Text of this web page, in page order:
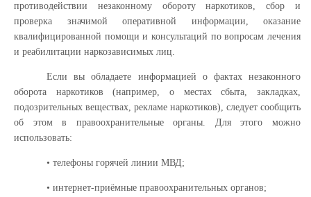
противодействии незаконному обороту наркотиков, сбор и
проверка значимой оперативной информации, оказание
квалифицированной помощи и консультаций по вопросам лечения
и реабилитации наркозависимых лиц.
Если вы обладаете информацией о фактах незаконного
оборота наркотиков (например, о местах сбыта, закладках,
подозрительных веществах, рекламе наркотиков), следует сообщить
об этом в правоохранительные органы. Для этого можно
использовать:
• телефоны горячей линии МВД;
• интернет-приёмные правоохранительных органов;